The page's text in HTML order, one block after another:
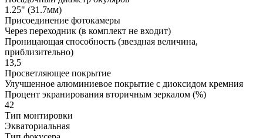
1.25" (31.7мм)
Присоединение фотокамеры
Через переходник (в комплект не входит)
Проницающая способность (звездная величина,
приблизительно)
13,5
Просветляющее покрытие
Улучшенное алюминиевое покрытие с диоксидом кремния
Процент экранирования вторичным зеркалом (%)
42
Тип монтировки
Экваториальная